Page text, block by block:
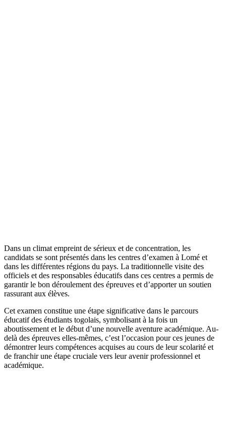
Dans un climat empreint de sérieux et de concentration, les
candidats se sont présentés dans les centres d’examen à Lomé et
dans les différentes régions du pays. La traditionnelle visite des
officiels et des responsables éducatifs dans ces centres a permis de
garantir le bon déroulement des épreuves et d’apporter un soutien
rassurant aux élèves.
Cet examen constitue une étape significative dans le parcours
éducatif des étudiants togolais, symbolisant à la fois un
aboutissement et le début d’une nouvelle aventure académique. Au-
delà des épreuves elles-mêmes, c’est l’occasion pour ces jeunes de
démontrer leurs compétences acquises au cours de leur scolarité et
de franchir une étape cruciale vers leur avenir professionnel et
académique.